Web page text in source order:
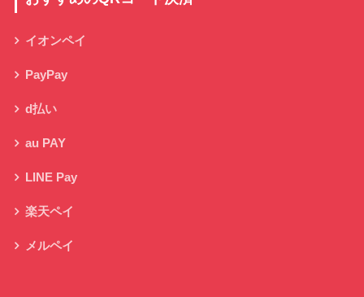
イオンペイ
PayPay
d払い
au PAY
LINE Pay
楽天ペイ
メルペイ